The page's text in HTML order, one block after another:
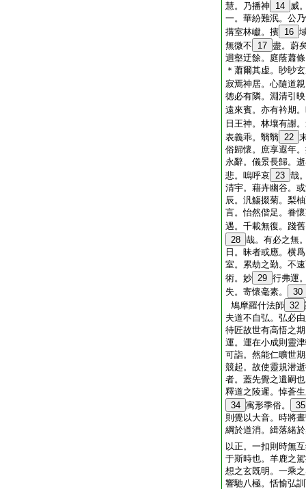
慧。乃播神 14 威
一。華紛難泯。公
搆室林巘。擯 16
無微不
17 盡。蔚
迴壑迂餘。庭蔭蕭
＊蕭爾其虚。眇眇
寂焉神居。心隨道
徳必有隣。淵清引
遠來賓。亦有衿期
日王神。林壤有謝
表義乖。翳翳 22
俗歸懷。庶享遐年
永辭。儀景長歸。
悲。嗚呼哀 23 哉
清宇。藉卉幽谷。
辰。汎觴掇菊。梨
言。怡然偕足。眷
遇。千載無復。踐
28 哉。有必之無
日。昧者或應。横
室。累劫之勤。不
術。妙 29 行弗運
失。寄懷毫素。
30
鳩摩羅什法師 32
夫道不自弘。弘必
待匠故世有高悟之
運。運在小成則靈
可詣。然能仁曠世
競起。故使靈規潜
者。蓋先覺之遺嗣
釋道之陵遲。悼蒼
34 㝢形季俗。
35
則覺以大音。時將
綱於道消。緝落緒
以正。一扣則時無
于斯時也。羊鹿之
想之玄既明。一乘
響馳八極。恬愉弘